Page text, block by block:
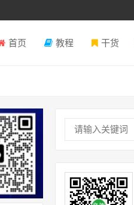
首页 教程 干货